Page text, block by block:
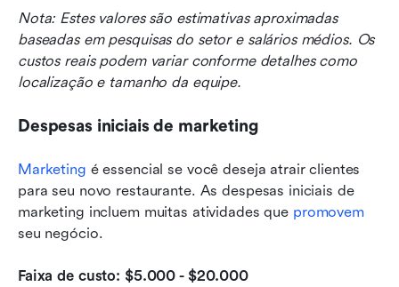
Nota: Estes valores são estimativas aproximadas
baseadas em pesquisas do setor e salários médios. Os
custos reais podem variar conforme detalhes como
localização e tamanho da equipe.
Despesas iniciais de marketing
Marketing é essencial se você deseja atrair clientes
para seu novo restaurante. As despesas iniciais de
marketing incluem muitas atividades que promovem
seu negócio.
Faixa de custo: $5.000 - $20.000